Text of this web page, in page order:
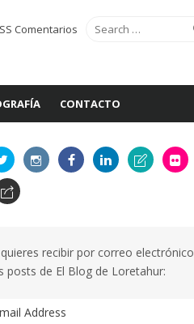
Search
for:
Comentarios
CONTACTO
recibir por correo electrónico
posts de El Blog de Loretahur:
Address